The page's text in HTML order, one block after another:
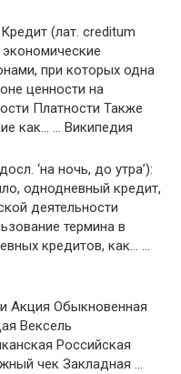
(лат. creditum
при которых одна
ценности на
Платности Также
как… … Википедия
‘на ночь, до утра’):
однодневный кредит,
деятельности
термина в
кредитов, как… …
Акция Обыкновенная
Вексель
Российская
чек Закладная …